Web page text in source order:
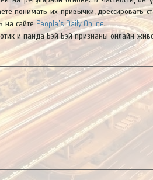
понимать их привычки, дрессировать
на сайте People’s Daily Online.
и панда Бэй Бэй признаны онлайн-